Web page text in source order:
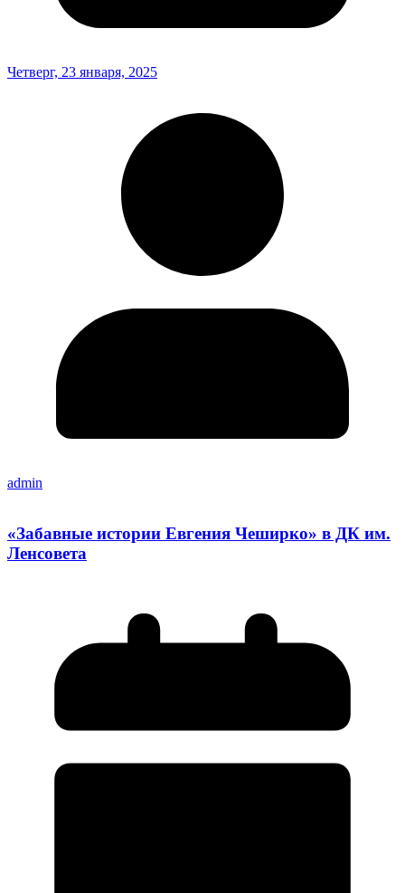
Четверг, 23 января, 2025
admin
«Забавные истории Евгения Чеширко» в ДК им.
Ленсовета